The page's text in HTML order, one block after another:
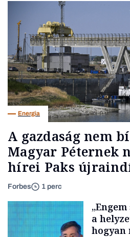
Energia
A gazdaság nem
Magyar Péternek
hírei Paks
Forbes 1 perc
a
hogyan